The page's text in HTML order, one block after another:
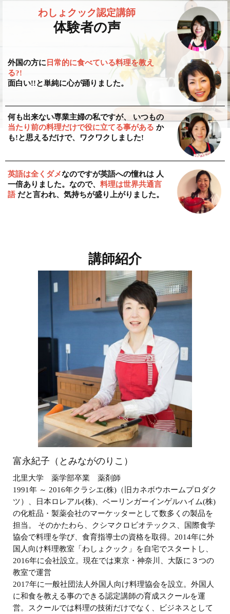
わしょクック認定講師
体験者の声
外国の方に 日常的に食べている料理を教え
る?!
面白い!!と単純に心が踊りました。
何も出来ない専業主婦の私ですが、 いつもの
当たり前の料理だけで役に立てる事がある か
も!と思えるだけで、ワクワクしました!
英語は全くダメなのですが英語への憧れは 人
一倍ありました。なので、 料理は世界共通言
語だと言われ、気持ちが盛り上がりました。
講師紹介
富永紀子（とみながのりこ）
北里大学 薬学部卒業 薬剤師
1991年 ～ 2016年クラシエ(株)（旧カネボウホームプロダク
ツ）、日本ロレアル(株)、ベーリンガーインゲルハイム(株)
の化粧品・製薬会社のマーケッターとして数多くの製品を
担当。 そのかたわら、クシマクロビオテックス、国際食学
協会で料理を学び、食育指導士の資格を取得。2014年に外
国人向け料理教室「わしょクック」を自宅でスタートし、
2016年に会社設立。現在では東京・神奈川、大阪に３つの
教室で運営
2017年に一般社団法人外国人向け料理協会を設立。外国人
に和食を教える事のできる認定講師の育成スクールを運
営。スクールでは料理の技術だけでなく、ビジネスとして